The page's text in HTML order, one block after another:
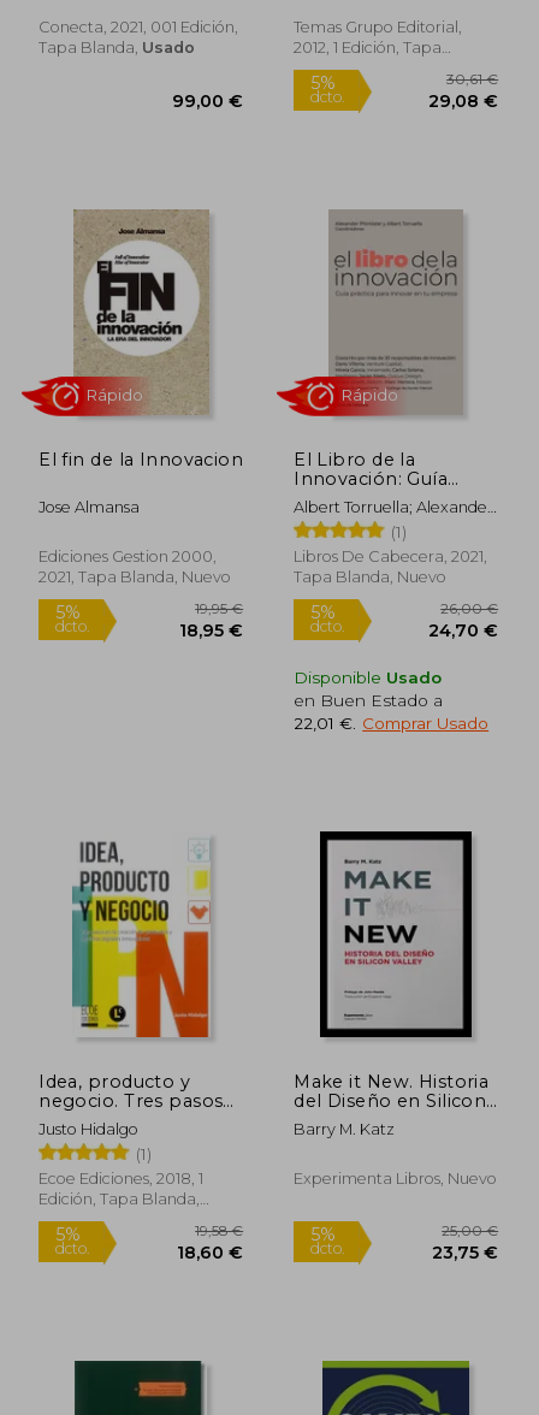
Mejores Empresas
del Mundo (Conecta)
Conecta, 2021, 001 Edición,
Tapa Blanda, Usado
99,00 €
America Latina
(Rustic
Temas Grupo Editorial,
2012, 1 Edición, Tapa
Blanda, Nuevo
5%
dcto.
El fin de la Innovacion
Jose Almansa
Ediciones Gestion 2000,
2021, Tapa Blanda, Nuevo
5%
El Libro de la
Innovación: Guía
Práctica Para Innovar
en tu Empresa
(Temáticos)
Albert Torruella; Alexander
Phimister
(1)
Libros De Cabecera, 2021,
Tapa Blanda, Nuevo
5%
dcto.
Rápido
Disponible Usado
en Buen Estado a
22,01 € Comprar Usado
Idea, producto y
negocio. Tres pasos
en la creación de
productos y servicios
digitales innovadores
Justo Hidalgo
(1)
Ecoe Ediciones, 2018, 1
Edición, Tapa Blanda,
Nuevo
Make it New. Historia
del Diseño en Silicon
Valley
Barry M. Katz
Experimenta Libros, Nuevo